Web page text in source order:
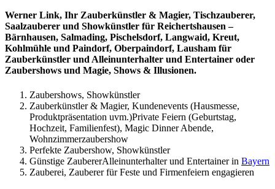
Werner Link, Ihr Zauberkünstler & Magier, Tischzauberer,
Saalzauberer und Showkünstler für Reichertshausen –
Bärnhausen, Salmading, Pischelsdorf, Langwaid, Kreut,
Kohlmühle und Paindorf, Oberpaindorf, Lausham für
Zauberkünstler und Alleinunterhalter und Entertainer oder
Zaubershows und Magie, Shows & Illusionen.
Zaubershows, Showkünstler
Zauberkünstler & Magier, Kundenevents (Hausmesse,
Produktpräsentation uvm.)Private Feiern (Geburtstag,
Hochzeit, Familienfest), Magic Dinner Abende,
Wohnzimmerzaubershow
Perfekte Zaubershow, Showkünstler
Günstige ZaubererAlleinunterhalter und Entertainer in Bayern
Zauberei, Zauberer für Feste und Firmenfeiern engagieren